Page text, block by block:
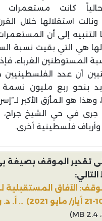
كانت مستعمرات
التنبيه إلى أن
هي التي بقيت نسبة
المستوطنين الغرباء،
أن عدد
يزيد بنحو ربع مليون
وهذا هو المأزق الأكبر
جرى في حي الشيخ
فلسطينية أخرى.
تقدير الموقف
الآفاق